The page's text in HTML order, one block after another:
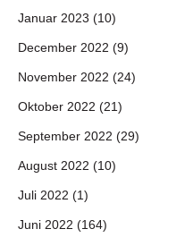
Januar 2023 (10)
December 2022 (9)
November 2022 (24)
Oktober 2022 (21)
September 2022 (29)
August 2022 (10)
Juli 2022 (1)
Juni 2022 (164)